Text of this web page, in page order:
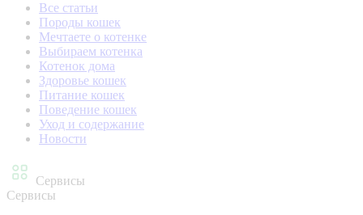
Все статьи
Породы кошек
Мечтаете о котенке
Выбираем котенка
Котенок дома
Здоровье кошек
Питание кошек
Поведение кошек
Уход и содержание
Новости
Сервисы
Сервисы